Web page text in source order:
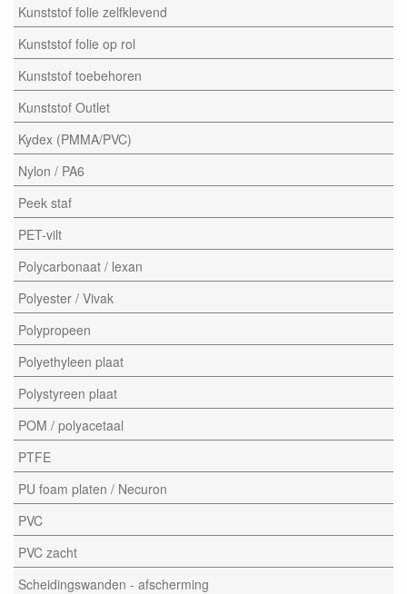
Kunststof folie zelfklevend
Kunststof folie op rol
Kunststof toebehoren
Kunststof Outlet
Kydex (PMMA/PVC)
Nylon / PA6
Peek staf
PET-vilt
Polycarbonaat / lexan
Polyester / Vivak
Polypropeen
Polyethyleen plaat
Polystyreen plaat
POM / polyacetaal
PTFE
PU foam platen / Necuron
PVC
PVC zacht
Scheidingswanden - afscherming